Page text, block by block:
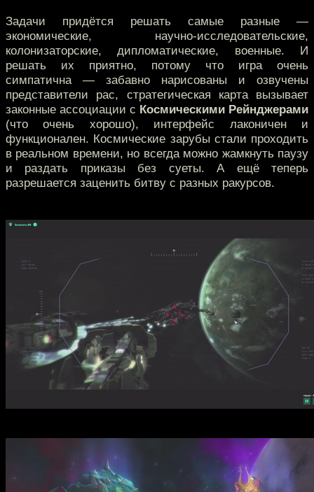
Задачи придётся решать самые разные —
экономические, научно-исследовательские,
колонизаторские, дипломатические, военные. И
решать их приятно, потому что игра очень
симпатична — забавно нарисованы и озвучены
представители рас, стратегическая карта вызывает
законные ассоциации с Космическими Рейнджерами
(что очень хорошо), интерфейс лаконичен и
функционален. Космические зарубы стали проходить
в реальном времени, но всегда можно жамкнуть паузу
и раздать приказы без суеты. А ещё теперь
разрешается заценить битву с разных ракурсов.